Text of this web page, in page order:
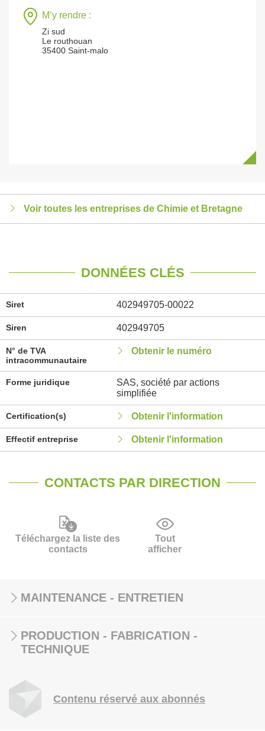
M’y rendre :
Zi sud
Le routhouan
35400 Saint-malo
Voir toutes les entreprises de Chimie et Bretagne
DONNÉES CLÉS
Siret 402949705-00022
Siren 402949705
N° de TVA
intracommunautaire
Obtenir le numéro
Forme juridique
SAS, société par actions
simplifiée
Certification(s) Obtenir l'information
Effectif entreprise Obtenir l'information
CONTACTS PAR DIRECTION
Téléchargez la liste des
contacts
Tout
afficher
MAINTENANCE - ENTRETIEN
PRODUCTION - FABRICATION -
TECHNIQUE
Contenu réservé aux abonnés